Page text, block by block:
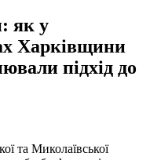
як у
Харківщини
підхід до
та Миколаївської